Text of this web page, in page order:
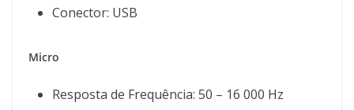
Conector: USB
Micro
Resposta de Frequência: 50 – 16 000 Hz